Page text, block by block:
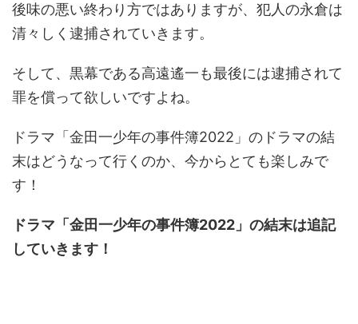
後味の悪い終わり方ではありますが、犯人の永倉は
清々しく逮捕されていきます。
そして、黒幕である高遠遙一も最後には逮捕されて
罪を償って欲しいですよね。
ドラマ「金田一少年の事件簿2022」のドラマの結
末はどうなって行くのか、今からとても楽しみで
す！
ドラマ「金田一少年の事件簿2022」の結末は追記
していきます！